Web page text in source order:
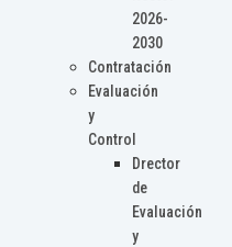
2026-
2030
Contratación
Evaluación
y
Control
Drector
de
Evaluación
y